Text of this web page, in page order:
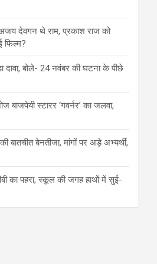
देवगन थे राम, प्रकाश राज को
फिल्म?
दावा, बोले- 24 नवंबर की घटना के पीछे
बाजपेयी स्टारर ‘गवर्नर’ का जलवा,
बेनतीजा, मांगों पर अड़े अभ्यर्थी,
का पहरा, स्कूल की जगह हाथों में सुई-